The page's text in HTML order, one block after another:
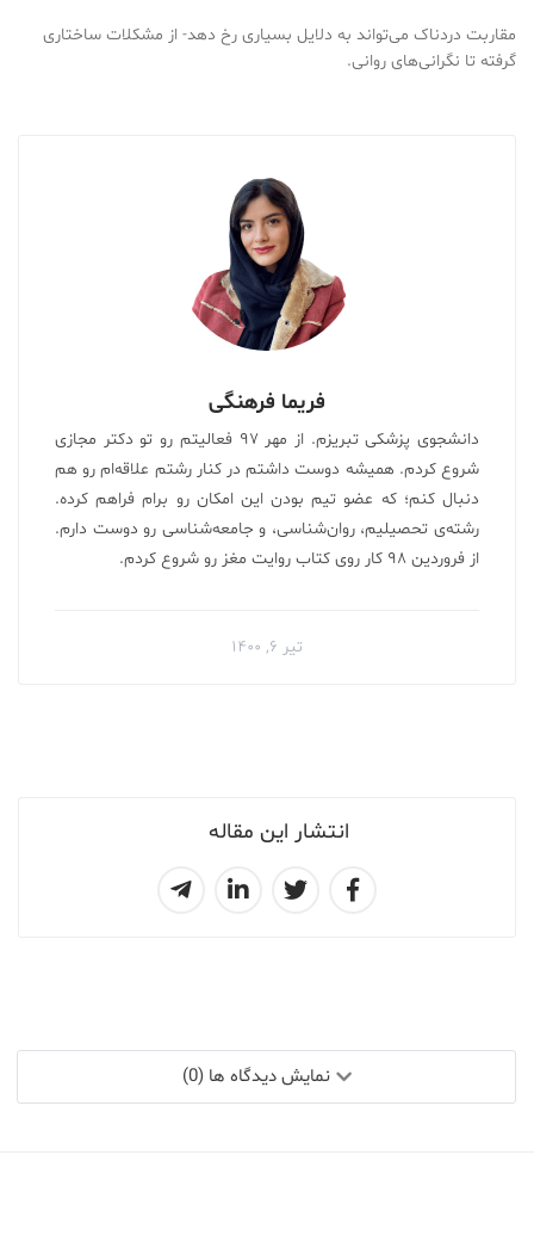
انتشار این مقاله
مقاربت دردناک می‌تواند به دلایل بسیاری رخ دهد- از مشکلات ساختاری
گرفته تا نگرانی‌های روانی.
فریما فرهنگی
دانشجوی پزشکی تبریزم. از مهر ۹۷ فعالیتم رو تو دکتر مجازی
شروع کردم. همیشه دوست داشتم در کنار رشتم علاقه‌ام رو هم
دنبال کنم؛ که عضو تیم بودن این امکان رو برام فراهم کرده.
رشته‌ی تحصیلیم، روان‌شناسی، و جامعه‌شناسی رو دوست دارم.
از فروردین ۹۸ کار روی کتاب روایت مغز رو شروع کردم.
تیر ۶, ۱۴۰۰
نمایش دیدگاه ها (0)